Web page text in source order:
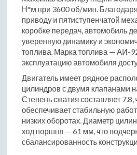
Н*м при 3600 об/мин.
приводу и пятиступенчатой
коробке передач, автомобиль
уверенную динамику и
топлива. Марка топлива — АИ-
эксплуатацию автомобиля
Двигатель имеет рядное
цилиндров с двумя клапанами
Степень сжатия составляет 7.8,
обеспечивает стабильную
низких оборотах. Диаметр
ход поршня — 61 мм, что
сбалансированность